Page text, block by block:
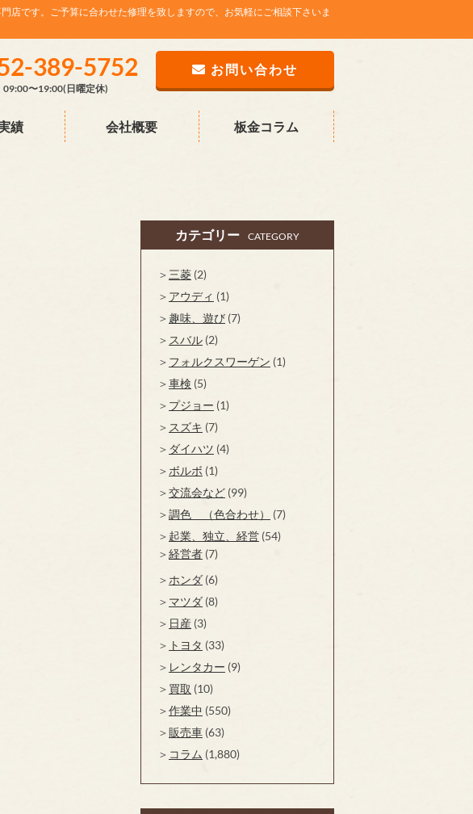
店です。ご予算に合わせた修理を致しますので、お気軽にご相談下さいま
389-5752
〜19:00(日曜定休)
お問い合わせ
績 会社概要 板金コラム
カテゴリー CATEGORY
三菱 (2)
アウディ (1)
趣味、遊び (7)
スバル (2)
フォルクスワーゲン (1)
車検 (5)
プジョー (1)
スズキ (7)
ダイハツ (4)
ボルボ (1)
交流会など (99)
調色 （色合わせ）
(7)
起業、独立、経営 (54)
経営者 (7)
ホンダ (6)
マツダ (8)
日産 (3)
トヨタ (33)
レンタカー (9)
買取 (10)
作業中 (550)
販売車 (63)
コラム (1,880)